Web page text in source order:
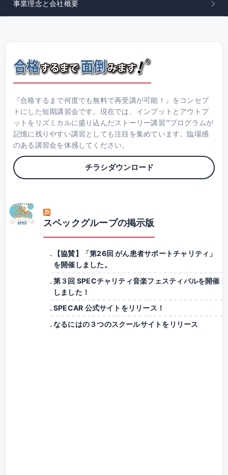
事業理念と会社概要
『合格するまで何度でも無料で再受講が可能！』をコンセプ
トにした短期講習会です。現在では、インプットとアウトプ
ットをリズミカルに盛り込んだストーリー講習™プログラムが
記憶に残りやすい講習としても注目を集めています。臨場感
のある講習会を体感してください。
チラシダウンロード
スペックグループの掲示版
【協賛】「第26回 がん患者サポートチャリティ」
を開催しました。
第３回 SPECチャリティ音楽フェスティバルを開催
しました！
SPECAR 公式サイトをリリース！
なるにはの３つのスクールサイトをリリース